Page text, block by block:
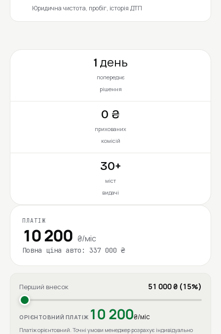
Юридична чистота, пробіг, історія ДТП
1 день
попереднє
рішення
0 ₴
прихованих
комісій
30+
міст
видачі
ПЛАТІЖ
10 200 ₴/міс
Повна ціна авто: 337 000 ₴
Перший внесок 51 000 ₴ (15%)
ОРІЄНТОВНИЙ ПЛАТІЖ 10 200₴/міс
Платіж орієнтовний. Точні умови менеджер розрахує індивідуально